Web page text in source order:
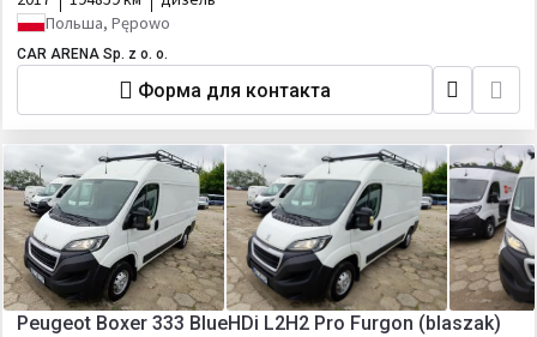
Польша, Pępowo
CAR ARENA Sp. z o. o.
Форма для контакта
Peugeot Boxer 333 BlueHDi L2H2 Pro Furgon (blaszak)